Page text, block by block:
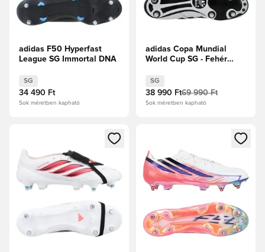
adidas F50 Hyperfast
League SG Immortal DNA
SG
34 490 Ft
Sok méretben kapható
adidas Copa Mundial
World Cup SG - Fehér
metál
SG
38 990 Ft69 990 Ft
Sok méretben kapható
Megnyit egy modált a bejelentkezéshez vagy a tagként
Megnyit egy modált a